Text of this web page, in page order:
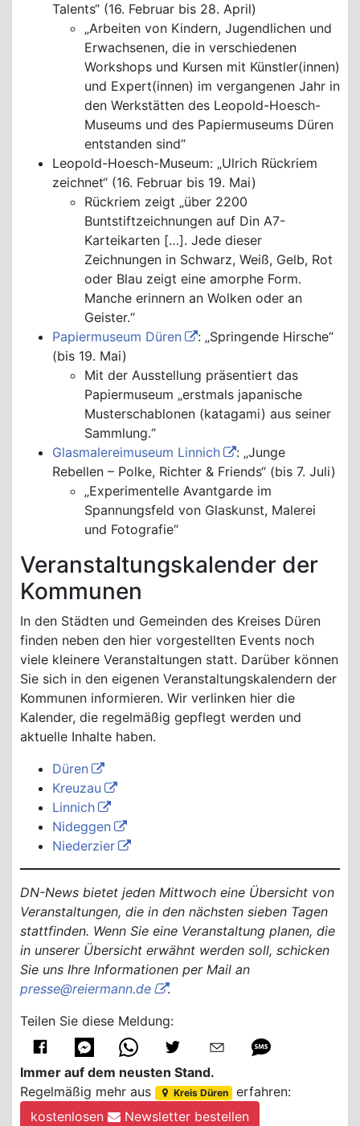
Talents“ (16. Februar bis 28. April)
„Arbeiten von Kindern, Jugendlichen und
Erwachsenen, die in verschiedenen
Workshops und Kursen mit Künstler(innen)
und Expert(innen) im vergangenen Jahr in
den Werkstätten des Leopold-Hoesch-
Museums und des Papiermuseums Düren
entstanden sind“
Leopold-Hoesch-Museum: „Ulrich Rückriem
zeichnet“ (16. Februar bis 19. Mai)
Rückriem zeigt „über 2200
Buntstiftzeichnungen auf Din A7-
Karteikarten […]. Jede dieser
Zeichnungen in Schwarz, Weiß, Gelb, Rot
oder Blau zeigt eine amorphe Form.
Manche erinnern an Wolken oder an
Geister.“
Papiermuseum Düren
: „Springende Hirsche“
(bis 19. Mai)
Mit der Ausstellung präsentiert das
Papiermuseum „erstmals japanische
Musterschablonen (katagami) aus seiner
Sammlung.“
Glasmalereimuseum Linnich
: „Junge
Rebellen – Polke, Richter & Friends“ (bis 7. Juli)
„Experimentelle Avantgarde im
Spannungsfeld von Glaskunst, Malerei
und Fotografie“
Veranstaltungskalender der
Kommunen
In den Städten und Gemeinden des Kreises Düren
finden neben den hier vorgestellten Events noch
viele kleinere Veranstaltungen statt. Darüber können
Sie sich in den eigenen Veranstaltungskalendern der
Kommunen informieren. Wir verlinken hier die
Kalender, die regelmäßig gepflegt werden und
aktuelle Inhalte haben.
Düren
Kreuzau
Linnich
Nideggen
Niederzier
DN-News bietet jeden Mittwoch eine Übersicht von
Veranstaltungen, die in den nächsten sieben Tagen
stattfinden. Wenn Sie eine Veranstaltung planen, die
in unserer Übersicht erwähnt werden soll, schicken
Sie uns Ihre Informationen per Mail an
presse@reiermann.de
.
Teilen Sie diese Meldung:
Immer auf dem neusten Stand.
Regelmäßig mehr aus
Kreis Düren
erfahren:
kostenlosen
Newsletter bestellen